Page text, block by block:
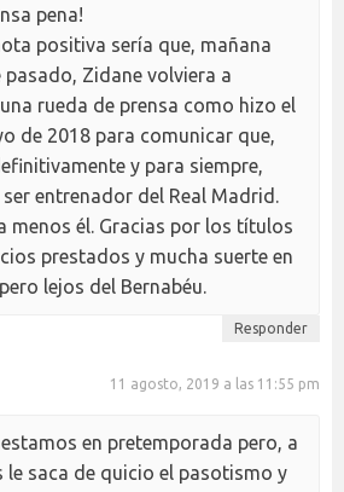
pena!
positiva sería que, mañana
pasado, Zidane volviera a
rueda de prensa como hizo el
de 2018 para comunicar que,
y para siempre,
entrenador del Real Madrid.
menos él. Gracias por los títulos
prestados y mucha suerte en
lejos del Bernabéu.
Responder
11 agosto, 2019 a las 11:55 pm
estamos en pretemporada pero, a
le saca de quicio el pasotismo y